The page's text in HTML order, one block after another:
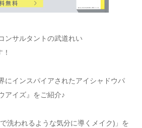
ンサルタントの武道れい
にインスパイアされたアイシャドウパ
アイズ』をご紹介♪
洗われるような気分に導くメイク)」を